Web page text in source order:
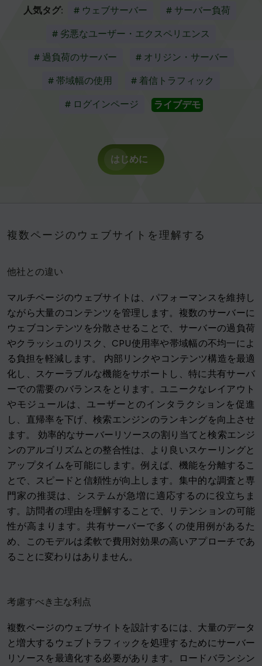
人気タグ: # ウェブサーバー # サーバー負荷
# 劣悪なユーザー・エクスペリエンス
# 過負荷のサーバー # オリジン・サーバー
# 帯域幅の使用 # 着信トラフィック
# ログインページ ライブデモ
はじめに
複数ページのウェブサイトを理解する
他社との違い
マルチページのウェブサイトは、パフォーマンスを維持し
ながら大量のコンテンツを管理します。複数のサーバーに
ウェブコンテンツを分散させることで、サーバーの過負荷
やクラッシュのリスク、CPU使用率や帯域幅の不均一によ
る負担を軽減します。 内部リンクやコンテンツ構造を最適
化し、スケーラブルな機能をサポートし、特に共有サーバ
ーでの需要のバランスをとります。ユニークなレイアウト
やモジュールは、ユーザーとのインタラクションを促進
し、直帰率を下げ、検索エンジンのランキングを向上させ
ます。 効率的なサーバーリソースの割り当てと検索エンジ
ンのアルゴリズムとの整合性は、より良いスケーリングと
アップタイムを可能にします。例えば、機能を分離するこ
とで、スピードと信頼性が向上します。集中的な調査と専
門家の推奨は、システムが急増に適応するのに役立ちま
す。訪問者の理由を理解することで、リテンションの可能
性が高まります。共有サーバーで多くの使用例があるた
め、このモデルは柔軟で費用対効果の高いアプローチであ
ることに変わりはありません。
考慮すべき主な利点
複数ページのウェブサイトを設計するには、大量のデータ
と増大するウェブトラフィックを処理するためにサーバー
リソースを最適化する必要があります。ロードバランシン